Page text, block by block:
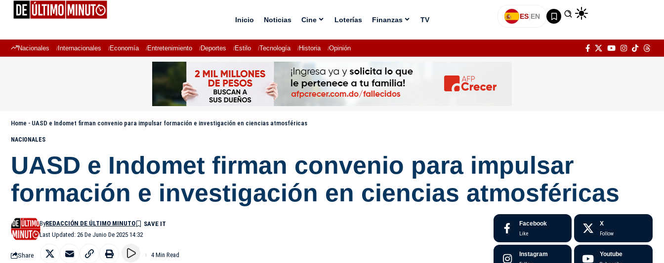
Inicio Noticias Cine Loterías Finanzas TV ES|EN
Nacionales Internacionales Economía Entretenimiento Deportes Estilo Tecnología Historia Opinión
Home - UASD e Indomet firman convenio para impulsar formación e investigación en ciencias atmosféricas
NACIONALES
UASD e Indomet firman convenio para impulsar
formación e investigación en ciencias atmosféricas
Last Updated: 26 De Junio De 2025 14:32
ByREDACCIÓN DE ÚLTIMO MINUTO
Share 4 Min Read
Facebook
Like
X
Follow
Instagram Youtube